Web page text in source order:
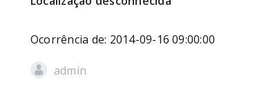
Ocorrência de: 2014-09-16 09:00:00
admin